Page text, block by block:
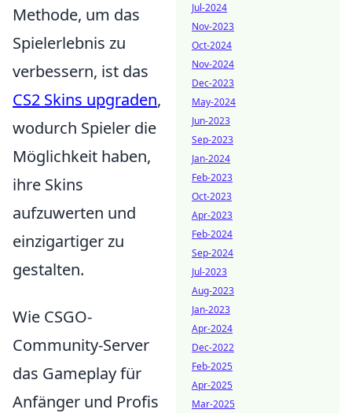
Methode, um das
Spielerlebnis zu
verbessern, ist das
CS2 Skins upgraden,
wodurch Spieler die
Möglichkeit haben,
ihre Skins
aufzuwerten und
einzigartiger zu
gestalten.
Wie CSGO-
Community-Server
das Gameplay für
Anfänger und Profis
Jul-2024
Nov-2023
Oct-2024
Nov-2024
Dec-2023
May-2024
Jun-2023
Sep-2023
Jan-2024
Feb-2023
Oct-2023
Apr-2023
Feb-2024
Sep-2024
Jul-2023
Aug-2023
Jan-2023
Apr-2024
Dec-2022
Feb-2025
Apr-2025
Mar-2025